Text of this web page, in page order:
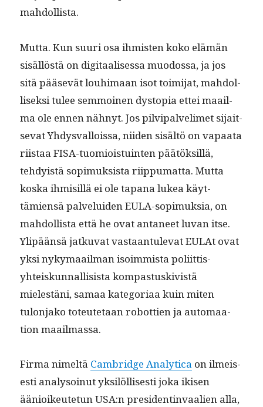
mahdollista.
Mut­ta. Kun suuri osa ihmis­ten koko elämän
sisäl­löstä on dig­i­taalises­sa muo­dos­sa, ja jos
sitä pää­sevät louhi­maan isot toim­i­jat, mah­dol­
lisek­si tulee sem­moinen dystopia ettei maail­
ma ole ennen näh­nyt. Jos pil­vipalve­limet sijait­
se­vat Yhdys­val­lois­sa, niiden sisältö on vapaa­ta
riis­taa FISA-tuomiois­tu­in­ten päätök­sil­lä,
tehdy­istä sopimuk­sista riip­pumat­ta. Mut­ta
kos­ka ihmisil­lä ei ole tapana lukea käyt­
tämien­sä palvelu­iden EULA-sopimuk­sia, on
mah­dol­lista että he ovat anta­neet luvan itse.
Ylipään­sä jatku­vat vas­taan­tule­vat EULAt ovat
yksi nyky­maail­man isoim­mista poli­it­tis-
yhteiskun­nal­li­sista kom­pas­tuskivistä
mielestäni, samaa kat­e­go­ri­aa kuin miten
tulon­jako toteutetaan robot­tien ja automaa­
tion maailmassa.
Fir­ma nimeltä Cam­bridge Ana­lyt­i­ca on ilmeis­
es­ti analysoin­ut yksilöl­lis­es­ti joka ikisen
äänioikeutetun USA:n pres­i­dentin­vaalien alla,